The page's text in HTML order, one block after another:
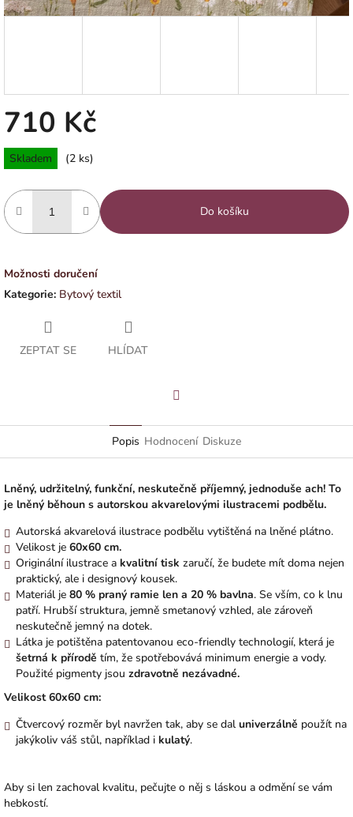
710 Kč
Měrná
cena:
Skladem (2 ks)
Do košíku
Možnosti doručení
Kategorie: Bytový textil
ZEPTAT SE HLÍDAT
Popis Hodnocení Diskuze
Lněný, udržitelný, funkční, neskutečně příjemný, jednoduše ach! To
je lněný běhoun s autorskou akvarelovými ilustracemi podbělu.
Autorská akvarelová ilustrace podbělu vytištěná na lněné plátno.
Velikost je 60x60 cm.
Originální ilustrace a kvalitní tisk zaručí, že budete mít doma nejen
praktický, ale i designový kousek.
Materiál je 80 % praný ramie len a 20 % bavlna. Se vším, co k lnu
patří. Hrubší struktura, jemně smetanový vzhled, ale zároveň
neskutečně jemný na dotek.
Látka je potištěna patentovanou eco-friendly technologií, která je
šetrná k přírodě tím, že spotřebovává minimum energie a vody.
Použité pigmenty jsou zdravotně nezávadné.
Velikost 60x60 cm:
Čtvercový rozměr byl navržen tak, aby se dal univerzálně použít na
jakýkoliv váš stůl, například i kulatý.
Aby si len zachoval kvalitu, pečujte o něj s láskou a odmění se vám
hebkostí.